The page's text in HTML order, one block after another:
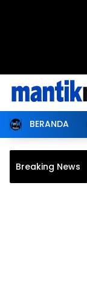
BERANDA
Breaking News
ASN Harus